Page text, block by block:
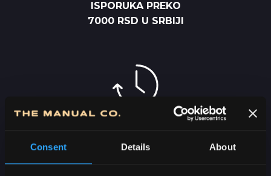
Consent Details About
ISPORUKA PREKO
7000 RSD U SRBIJI
2-5 DANA